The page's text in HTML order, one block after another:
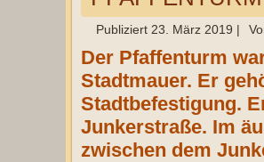
Publiziert 23. März 2019 |
Der Pfaffenturm
Stadtmauer. Er
Stadtbefestigung.
Junkerstraße. Im
zwischen dem